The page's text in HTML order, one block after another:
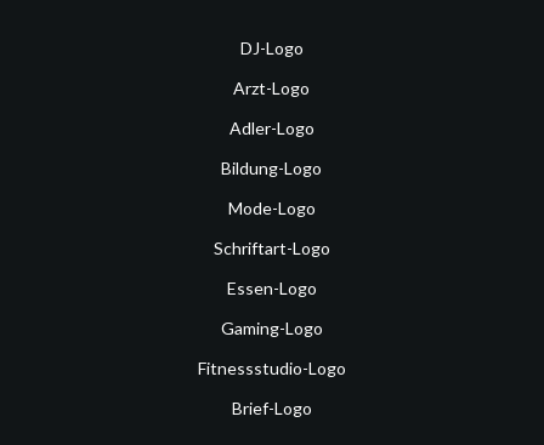
DJ-Logo
Arzt-Logo
Adler-Logo
Bildung-Logo
Mode-Logo
Schriftart-Logo
Essen-Logo
Gaming-Logo
Fitnessstudio-Logo
Brief-Logo